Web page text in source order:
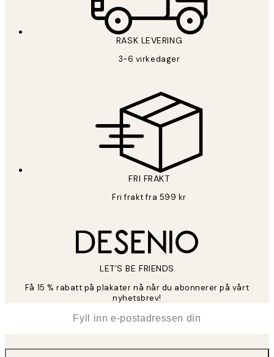
RASK LEVERING
3-6 virkedager
FRI FRAKT
Fri frakt fra 599 kr
LET’S BE FRIENDS
Få 15 % rabatt på plakater nå når du abonnerer på vårt
nyhetsbrev!